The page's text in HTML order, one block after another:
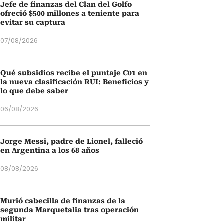
Jefe de finanzas del Clan del Golfo
ofreció $500 millones a teniente para
evitar su captura
07/08/2026
Qué subsidios recibe el puntaje C01 en
la nueva clasificación RUI: Beneficios y
lo que debe saber
06/08/2026
Jorge Messi, padre de Lionel, falleció
en Argentina a los 68 años
08/08/2026
Murió cabecilla de finanzas de la
segunda Marquetalia tras operación
militar